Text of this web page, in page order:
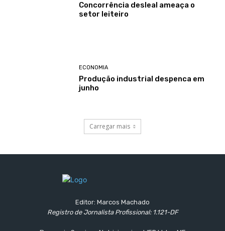
Concorrência desleal ameaça o
setor leiteiro
ECONOMIA
Produção industrial despenca em
junho
Carregar mais
Editor: Marcos Machado
Registro de Jornalista Profissional: 1.121-DF